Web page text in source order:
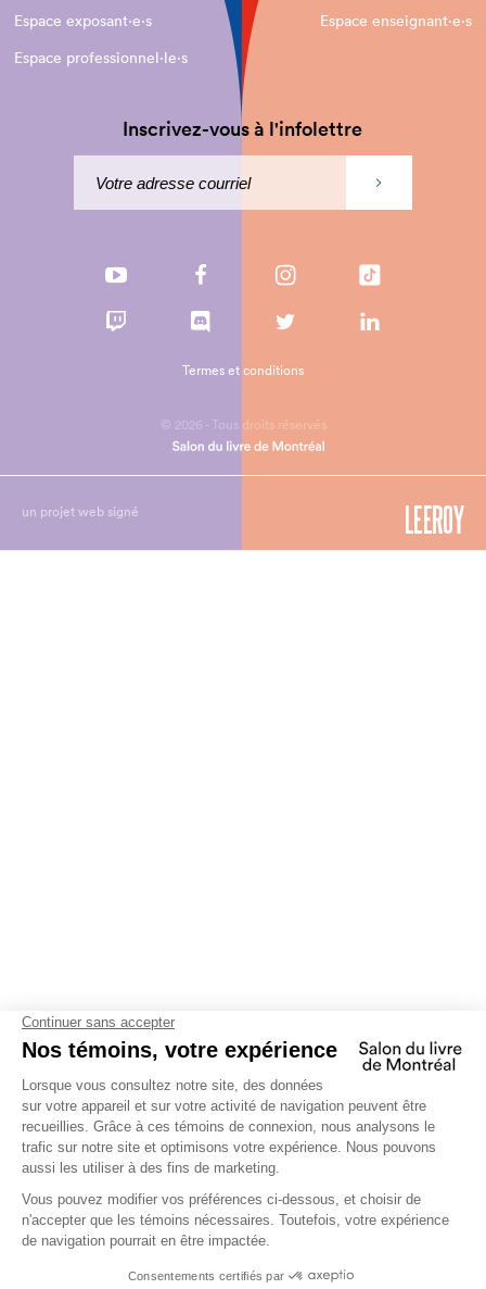
Espace exposant·e⋅s
Espace enseignant·e⋅s
Espace professionnel·le⋅s
Inscrivez-vous à l'infolettre
© 2026 - Tous droits réservés
Termes et conditions
un projet web signé